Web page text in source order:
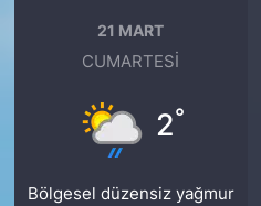
21 MART
CUMARTESI
2°
Bölgesel düzensiz yağmur